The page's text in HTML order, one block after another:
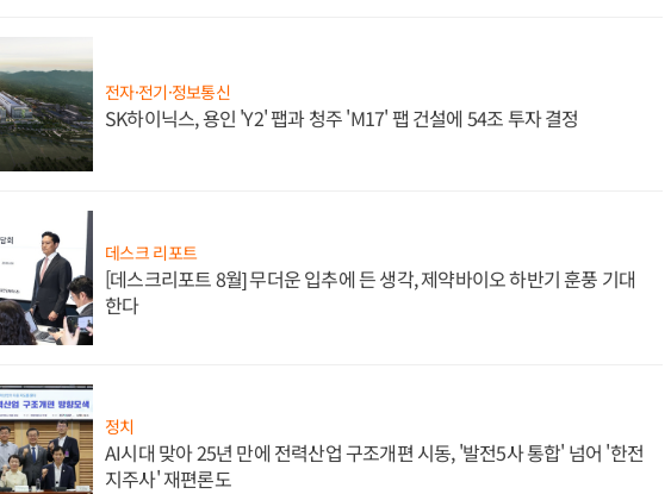
전자·전기·정보통신
SK하이닉스, 용인 'Y2' 팹과 청주 'M17' 팹 건설에 54조 투자 결정
데스크 리포트
[데스크리포트 8월] 무더운 입추에 든 생각, 제약바이오 하반기 훈풍 기대
한다
정치
AI시대 맞아 25년 만에 전력산업 구조개편 시동, '발전5사 통합' 넘어 '한전
지주사' 재편론도